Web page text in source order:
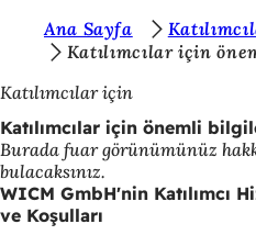
İçeriğe atla
r
a
d
a
Ana Sayfa
Katılımcılar için
Katılımcılar için
Katılımcılar için önemli
Burada fuar görünümünüz
bulacaksınız.
WICM GmbH'nin Katılımcı
ve Koşulları